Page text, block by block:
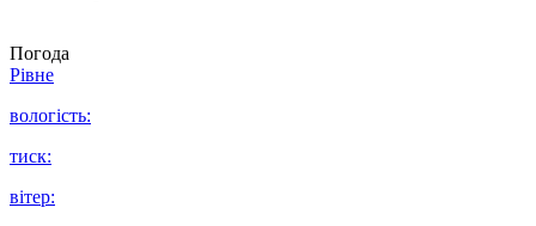
Погода
Рівне
вологість:
тиск:
вітер: